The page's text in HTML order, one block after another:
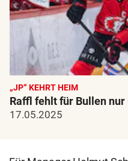
„JP“ KEHRT HEIM
Raffl fehlt für Bullen
17.05.2025